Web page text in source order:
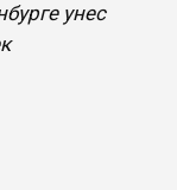
унес